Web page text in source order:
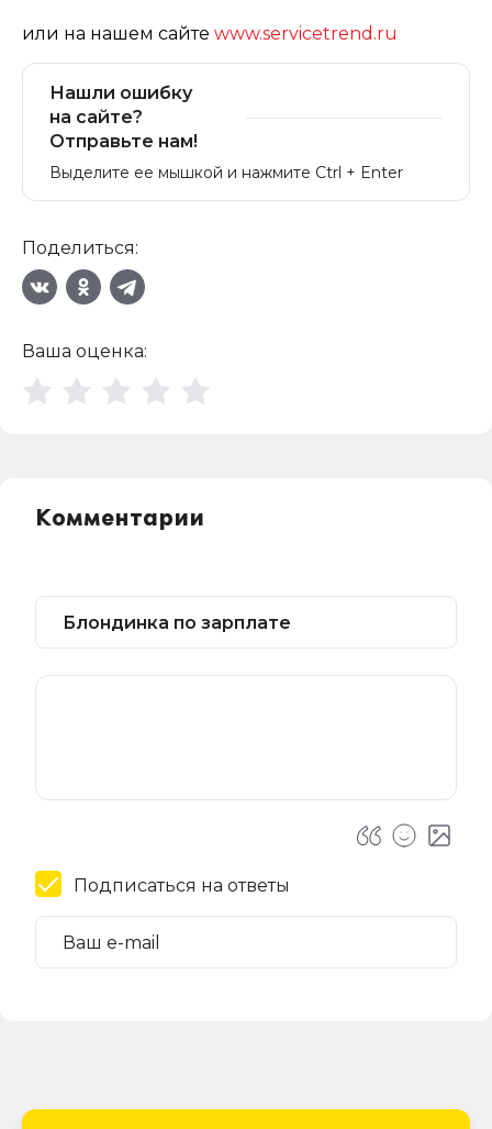
или на нашем сайте www.servicetrend.ru
Нашли ошибку
на сайте?
Отправьте нам!
Выделите ее мышкой и нажмите Ctrl + Enter
Поделиться:
Ваша оценка:
Комментарии
Подписаться на ответы